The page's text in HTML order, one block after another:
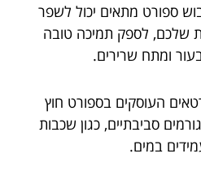
ספורט מתאים יכול לשפר
שלכם, לספק תמיכה טובה
בעור ומתח שרירים.
העוסקים בספורט חוץ
סביבתיים, כגון שכבות